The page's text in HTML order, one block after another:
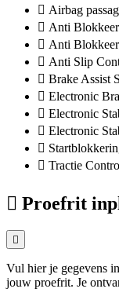
Airbag
Anti
Anti
Anti Slip
Brake Assist
Electronic
Electronic
Electronic
Tractie
Proefrit
Vul hier je gegevens
jouw proefrit. Je